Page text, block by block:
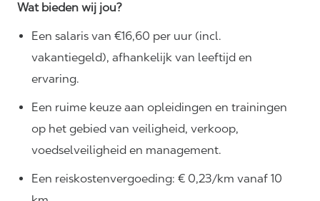
Wat bieden wij jou?
Een salaris van €16,60 per uur (incl.
vakantiegeld), afhankelijk van leeftijd en
ervaring.
Een ruime keuze aan opleidingen en trainingen
op het gebied van veiligheid, verkoop,
voedselveiligheid en management.
Een reiskostenvergoeding: € 0,23/km vanaf 10